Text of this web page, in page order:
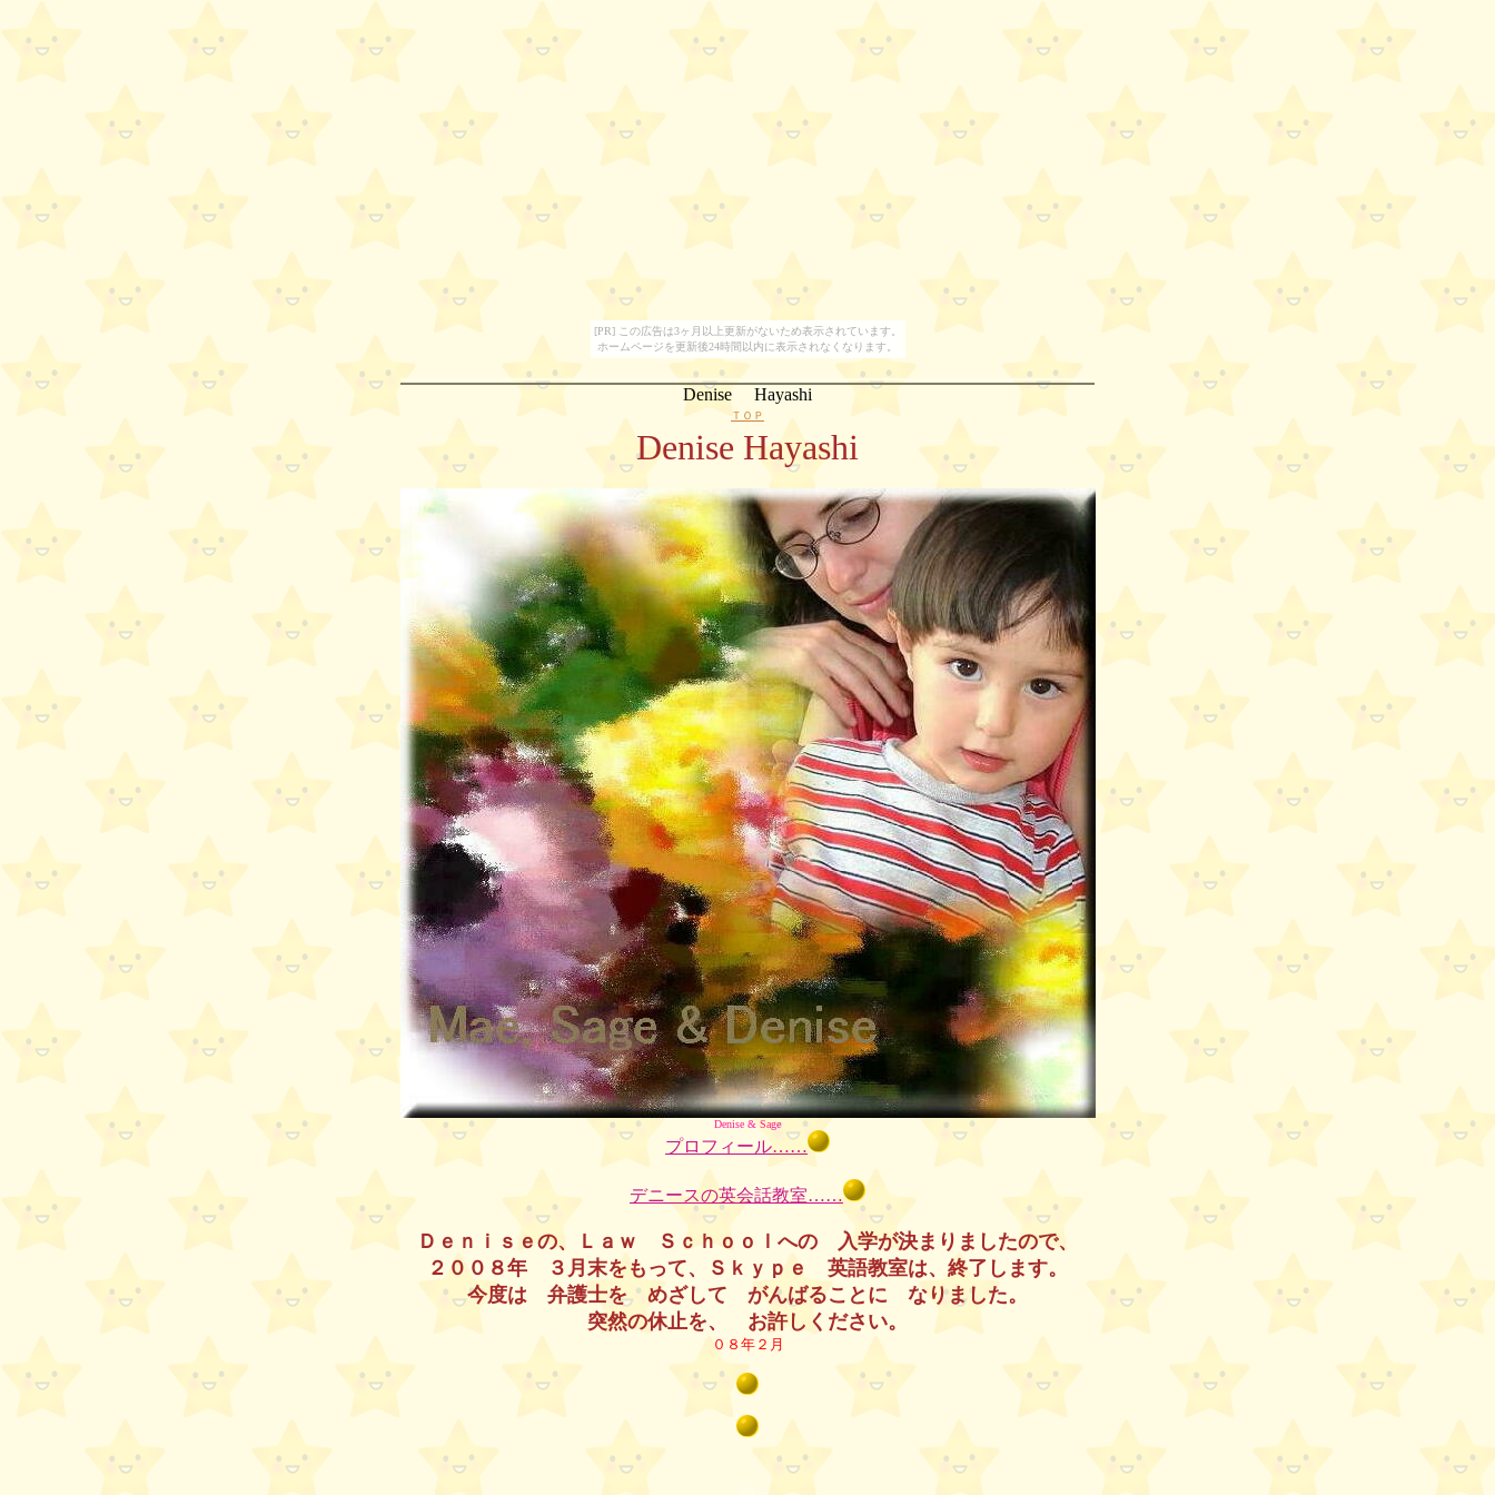
[PR] この広告は3ヶ月以上更新がないため表示されています。
ホームページを更新後24時間以内に表示されなくなります。
Denise Hayashi
ＴＯＰ
Denise Hayashi
Denise & Sage
プロフィール……
デニースの英会話教室……
Ｄｅｎｉｓｅの、Ｌａｗ Ｓｃｈｏｏｌへの 入学が決まりましたので、
２００８年 ３月末をもって、Ｓｋｙｐｅ 英語教室は、終了します。
今度は 弁護士を めざして がんばることに なりました。
突然の休止を、 お許しください。
０８年２月